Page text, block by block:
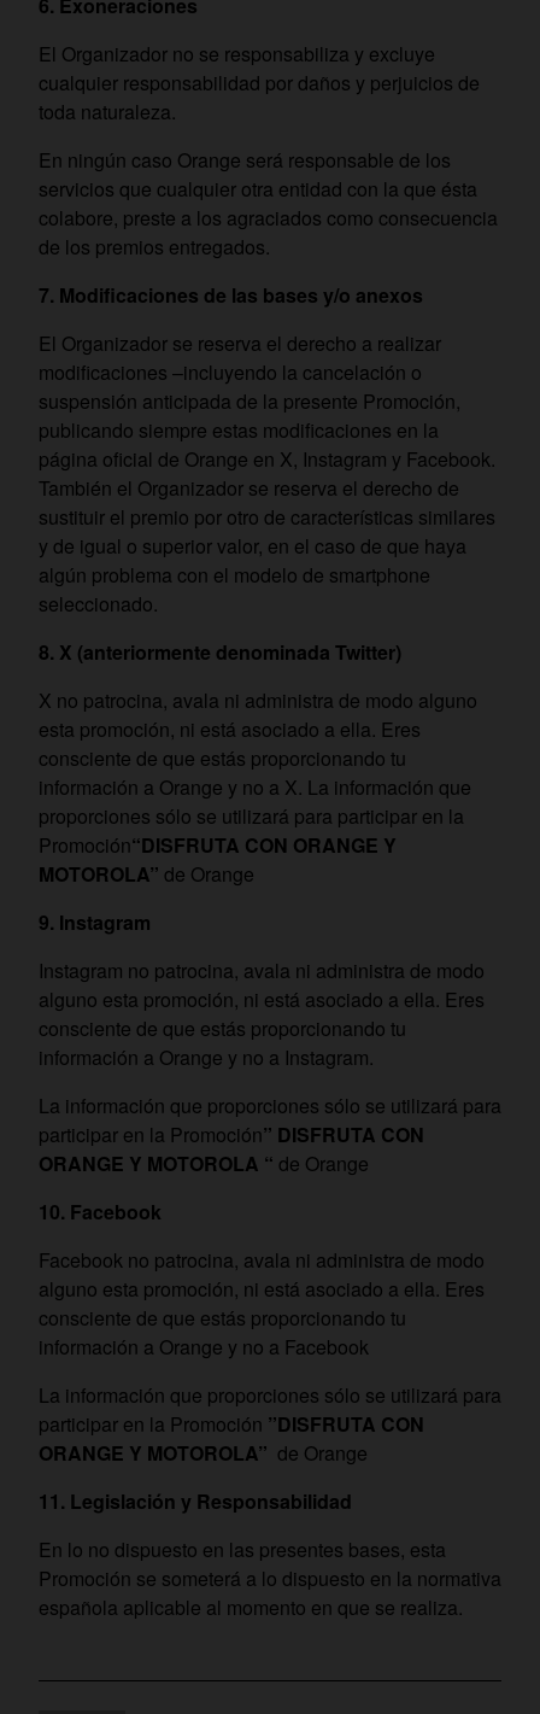
El Organizador no se responsabiliza y excluye
cualquier responsabilidad por daños y perjuicios de
toda naturaleza.
En ningún caso Orange será responsable de los
servicios que cualquier otra entidad con la que ésta
colabore, preste a los agraciados como consecuencia
de los premios entregados.
7. Modificaciones de las bases y/o anexos
El Organizador se reserva el derecho a realizar
modificaciones –incluyendo la cancelación o
suspensión anticipada de la presente Promoción,
publicando siempre estas modificaciones en la
página oficial de Orange en X, Instagram y Facebook.
También el Organizador se reserva el derecho de
sustituir el premio por otro de características similares
y de igual o superior valor, en el caso de que haya
algún problema con el modelo de smartphone
seleccionado.
8. X (anteriormente denominada Twitter)
X no patrocina, avala ni administra de modo alguno
esta promoción, ni está asociado a ella. Eres
consciente de que estás proporcionando tu
información a Orange y no a X. La información que
proporciones sólo se utilizará para participar en la
Promoción“DISFRUTA CON ORANGE Y
MOTOROLA” de Orange
9. Instagram
Instagram no patrocina, avala ni administra de modo
alguno esta promoción, ni está asociado a ella. Eres
consciente de que estás proporcionando tu
información a Orange y no a Instagram.
La información que proporciones sólo se utilizará para
participar en la Promoción” DISFRUTA CON
ORANGE Y MOTOROLA “ de Orange
10. Facebook
Facebook no patrocina, avala ni administra de modo
alguno esta promoción, ni está asociado a ella. Eres
consciente de que estás proporcionando tu
información a Orange y no a Facebook
La información que proporciones sólo se utilizará para
participar en la Promoción ”DISFRUTA CON
ORANGE Y MOTOROLA” de Orange
11. Legislación y Responsabilidad
En lo no dispuesto en las presentes bases, esta
Promoción se someterá a lo dispuesto en la normativa
española aplicable al momento en que se realiza.